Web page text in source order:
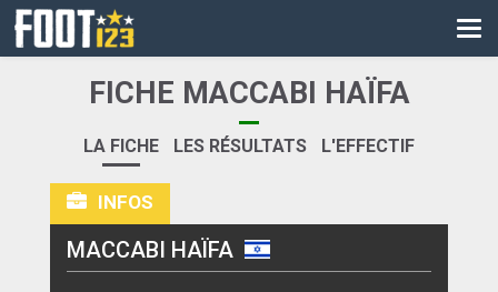
CM
LIGUE DES CHAMPIONS
PALMARÈS
LES DIRECTS
FICHE MACCABI HAÏFA
LA FICHE LES RÉSULTATS L'EFFECTIF
INFOS
MACCABI HAÏFA